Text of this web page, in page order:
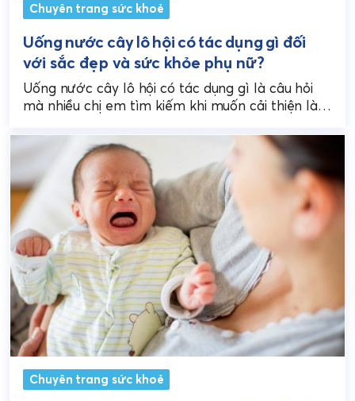
Chuyên trang sức khoẻ
Uống nước cây lô hội có tác dụng gì đối
với sắc đẹp và sức khỏe phụ nữ?
Uống nước cây lô hội có tác dụng gì là câu hỏi
mà nhiều chị em tìm kiếm khi muốn cải thiện làn
Chuyên trang sức khoẻ